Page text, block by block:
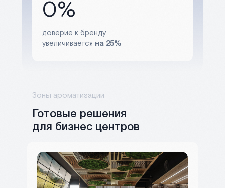
0%
доверие к бренду
увеличивается на 25%
Готовые решения
для бизнес центров
Зоны ароматизации